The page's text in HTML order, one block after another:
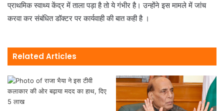
प्राथमिक स्वाथ्य केंद्र में ताला पड़ा है तो ये गंभीर है। उन्होंने इस मामले में जांच
करवा कर संबंधित डॉक्टर पर कार्यवाही की बात कही है ।
Related Articles